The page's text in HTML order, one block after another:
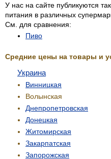
У нас на сайте публикуются
питания в различных
См. для сравнения:
Пиво
Средние цены на товары и
Украина
Винницкая
Волынская
Днепропетровская
Донецкая
Житомирская
Закарпатская
Запорожская